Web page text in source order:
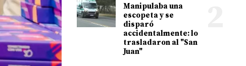
Manipulaba una
escopeta y se
disparó
accidentalmente: lo
trasladaron al "San
Juan"